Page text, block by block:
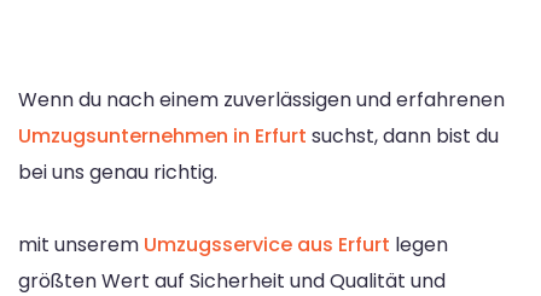
Wenn du nach einem zuverlässigen und erfahrenen
Umzugsunternehmen in Erfurt suchst, dann bist du
bei uns genau richtig.
mit unserem Umzugsservice aus Erfurt legen
größten Wert auf Sicherheit und Qualität und